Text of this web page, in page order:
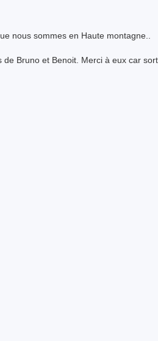
nous sommes en Haute montagne..
Bruno et Benoit. Merci à eux car